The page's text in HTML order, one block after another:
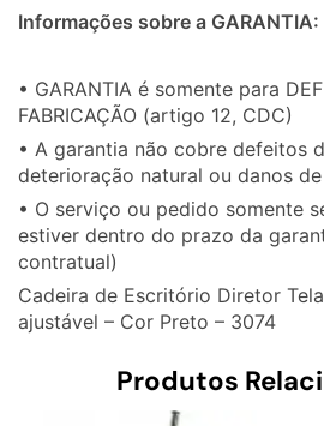
Informações sobre a GARANTIA:
• GARANTIA é somente para
FABRICAÇÃO (artigo 12, CDC)
• A garantia não cobre defeitos
deterioração natural ou danos
• O serviço ou pedido somente
estiver dentro do prazo da
contratual)
Cadeira de Escritório Diretor
ajustável – Cor Preto – 3074
Produtos